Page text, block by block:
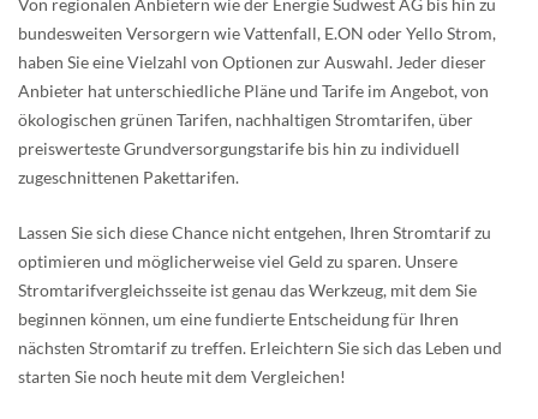
Von regionalen Anbietern wie der Energie Südwest AG bis hin zu
bundesweiten Versorgern wie Vattenfall, E.ON oder Yello Strom,
haben Sie eine Vielzahl von Optionen zur Auswahl. Jeder dieser
Anbieter hat unterschiedliche Pläne und Tarife im Angebot, von
ökologischen grünen Tarifen, nachhaltigen Stromtarifen, über
preiswerteste Grundversorgungstarife bis hin zu individuell
zugeschnittenen Pakettarifen.
Lassen Sie sich diese Chance nicht entgehen, Ihren Stromtarif zu
optimieren und möglicherweise viel Geld zu sparen. Unsere
Stromtarifvergleichsseite ist genau das Werkzeug, mit dem Sie
beginnen können, um eine fundierte Entscheidung für Ihren
nächsten Stromtarif zu treffen. Erleichtern Sie sich das Leben und
starten Sie noch heute mit dem Vergleichen!